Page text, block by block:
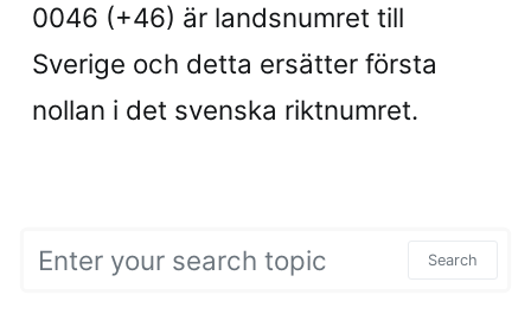
0046 (+46) är landsnumret till
Sverige och detta ersätter första
nollan i det svenska riktnumret.
Search